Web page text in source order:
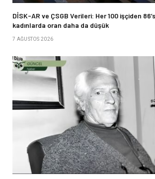
DİSK-AR ve ÇSGB Verileri: Her 100 işçiden
kadınlarda oran daha da düşük
7 AĞUSTOS 2026